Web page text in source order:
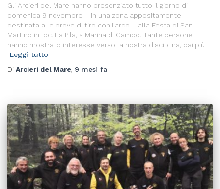
Gli Arcieri del Mare hanno presenziato tutto il giorno di
domenica 9 novembre – in una zona appositamente
destinata alle prove di tiro con l’arco – alla Festa di San
Martino in loc. La Pila, a Marina di Campo. Tante persone
hanno mostrato interesse verso la nostra disciplina, dai più
Leggi tutto
Di Arcieri del Mare, 9 mesi fa